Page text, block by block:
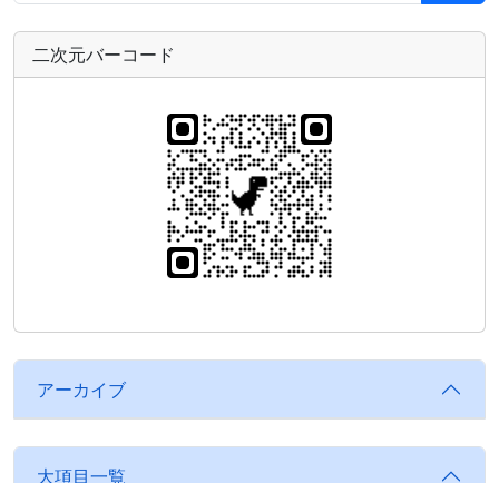
二次元バーコード
アーカイブ
大項目一覧